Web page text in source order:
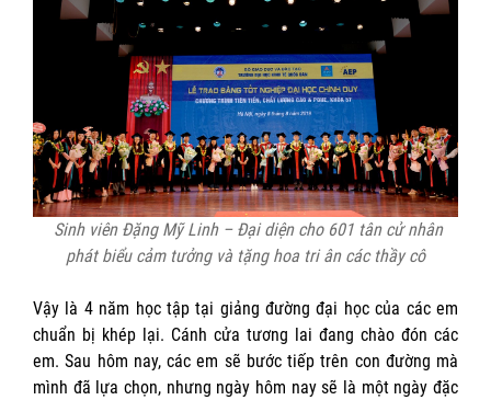
Sinh viên Đặng Mỹ Linh – Đại diện cho 601 tân cử nhân
phát biểu cảm tưởng và tặng hoa tri ân các thầy cô
Vậy là 4 năm học tập tại giảng đường đại học của các em
chuẩn bị khép lại. Cánh cửa tương lai đang chào đón các
em. Sau hôm nay, các em sẽ bước tiếp trên con đường mà
mình đã lựa chọn, nhưng ngày hôm nay sẽ là một ngày đặc